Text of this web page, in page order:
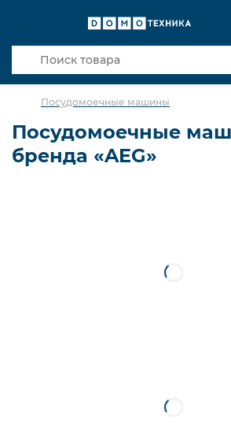
Посудомоечные машины
Посудомоечные
бренда «AEG»
Полноразмерная (60 см.)
Упс! Мы ничего не нашли